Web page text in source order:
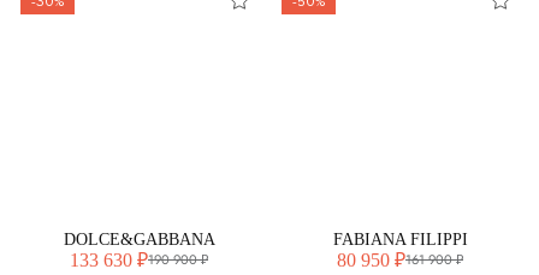
DOLCE&GABBANA
133 630 ₽190 900 ₽
FABIANA FILIPPI
80 950 ₽161 900 ₽